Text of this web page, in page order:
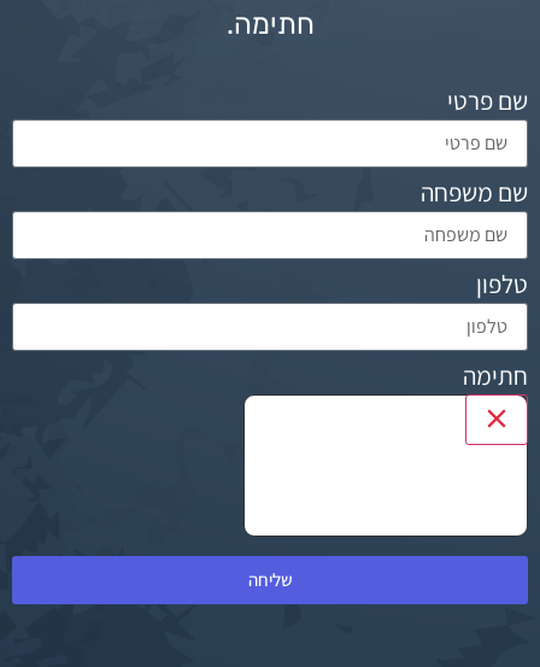
חתימה.
שם פרטי
שם משפחה
טלפון
חתימה
שליחה